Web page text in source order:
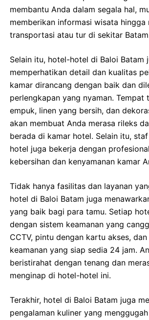
membantu Anda dalam segala hal,
memberikan informasi wisata hingga
transportasi atau tur di sekitar
Selain itu, hotel-hotel di Baloi Batam
memperhatikan detail dan kualitas
kamar dirancang dengan baik dan
perlengkapan yang nyaman. Tempat
empuk, linen yang bersih, dan
akan membuat Anda merasa rileks
berada di kamar hotel. Selain itu,
hotel juga bekerja dengan
kebersihan dan kenyamanan kamar
Tidak hanya fasilitas dan layanan
hotel di Baloi Batam juga
yang baik bagi para tamu. Setiap
dengan sistem keamanan yang
CCTV, pintu dengan kartu akses,
keamanan yang siap sedia 24 jam.
beristirahat dengan tenang dan
menginap di hotel-hotel ini.
Terakhir, hotel di Baloi Batam juga
pengalaman kuliner yang